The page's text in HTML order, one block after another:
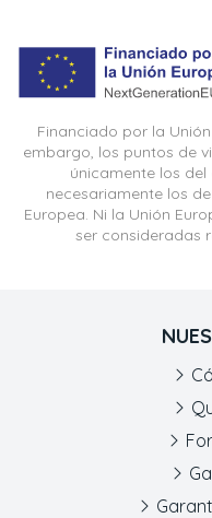
Financiado por la
embargo, los puntos de
únicamente los
necesariamente los
Europea. Ni la Unión
ser consideradas